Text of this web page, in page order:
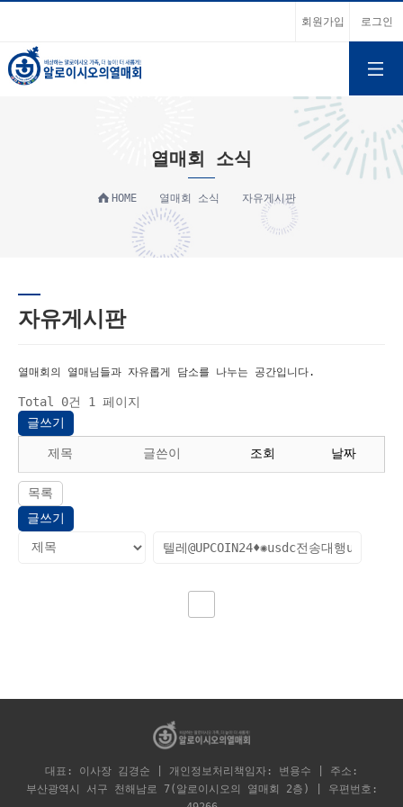
회원가입 로그인
열매회 소식
HOME 열매회 소식 자유게시판
자유게시판
열매회의 열매님들과 자유롭게 담소를 나누는 공간입니다.
Total 0건
1 페이지
글쓰기
제목 글쓴이 조회 날짜
목록
글쓰기
대표: 이사장 김경순 | 개인정보처리책임자: 변용수 | 주소:
부산광역시 서구 천해남로 7(알로이시오의 열매회 2층) | 우편번호: